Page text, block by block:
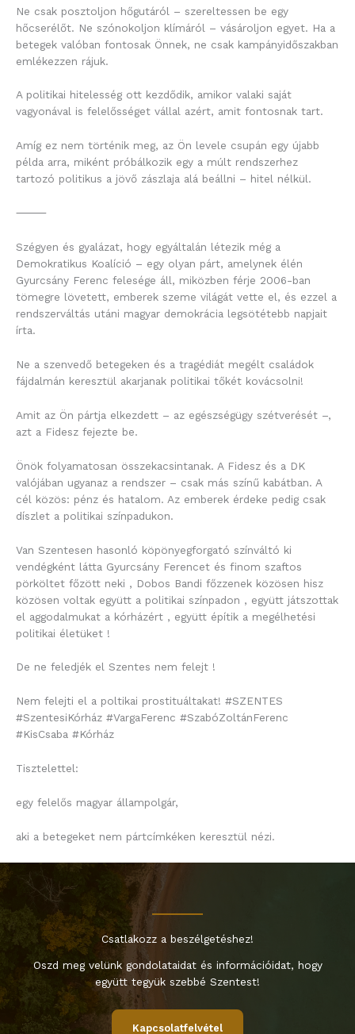
Ne csak posztoljon hőgutáról – szereltessen be egy
hőcserélőt. Ne szónokoljon klímáról – vásároljon egyet. Ha a
betegek valóban fontosak Önnek, ne csak kampányidőszakban
emlékezzen rájuk.
A politikai hitelesség ott kezdődik, amikor valaki saját
vagyonával is felelősséget vállal azért, amit fontosnak tart.
Amíg ez nem történik meg, az Ön levele csupán egy újabb
példa arra, miként próbálkozik egy a múlt rendszerhez
tartozó politikus a jövő zászlaja alá beállni – hitel nélkül.
⸻
Szégyen és gyalázat, hogy egyáltalán létezik még a
Demokratikus Koalíció – egy olyan párt, amelynek élén
Gyurcsány Ferenc felesége áll, miközben férje 2006-ban
tömegre lövetett, emberek szeme világát vette el, és ezzel a
rendszerváltás utáni magyar demokrácia legsötétebb napjait
írta.
Ne a szenvedő betegeken és a tragédiát megélt családok
fájdalmán keresztül akarjanak politikai tőkét kovácsolni!
Amit az Ön pártja elkezdett – az egészségügy szétverését –,
azt a Fidesz fejezte be.
Önök folyamatosan összekacsintanak. A Fidesz és a DK
valójában ugyanaz a rendszer – csak más színű kabátban. A
cél közös: pénz és hatalom. Az emberek érdeke pedig csak
díszlet a politikai színpadukon.
Van Szentesen hasonló köpönyegforgató színváltó ki
vendégként látta Gyurcsány Ferencet és finom szaftos
pörköltet főzött neki , Dobos Bandi főzzenek közösen hisz
közösen voltak együtt a politikai színpadon , együtt játszottak
el aggodalmukat a kórházért , együtt építik a megélhetési
politikai életüket !
De ne feledjék el Szentes nem felejt !
Nem felejti el a poltikai prostituáltakat! #SZENTES
#SzentesiKórház #VargaFerenc #SzabóZoltánFerenc
#KisCsaba #Kórház
Tisztelettel:
egy felelős magyar állampolgár,
aki a betegeket nem pártcímkéken keresztül nézi.
Csatlakozz a beszélgetéshez!
Oszd meg velünk gondolataidat és információidat, hogy
együtt tegyük szebbé Szentest!
Kapcsolatfelvétel